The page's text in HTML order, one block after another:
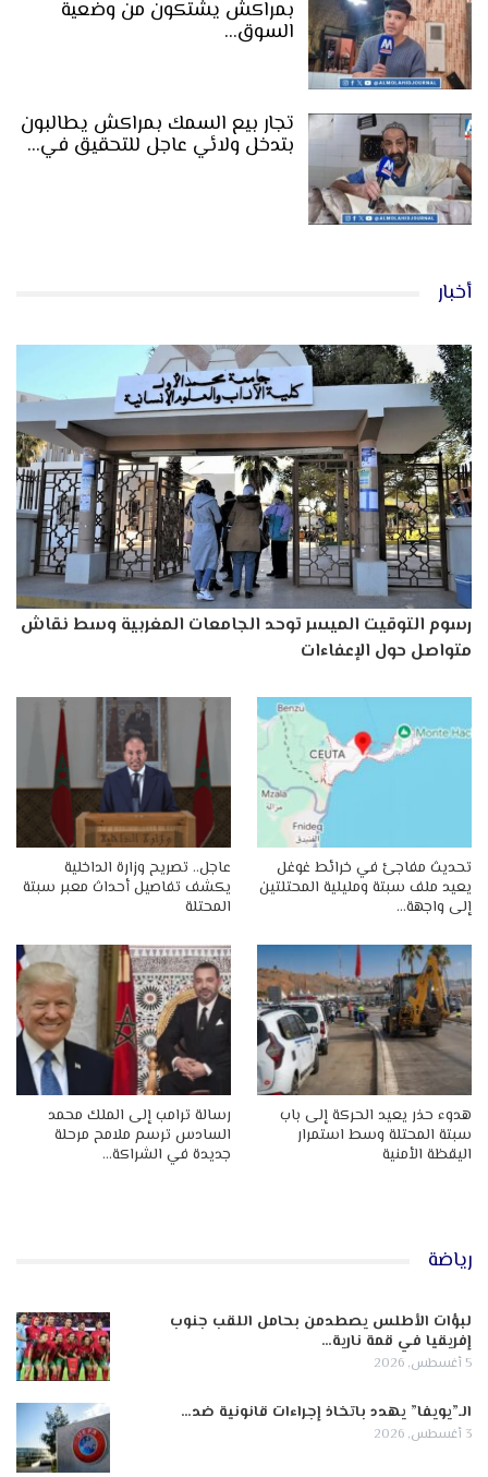
بمراكش يشتكون من وضعية
السوق…
تجار بيع السمك بمراكش يطالبون
بتدخل ولائي عاجل للتحقيق في…
أخبار
رسوم التوقيت الميسر توحد الجامعات المغربية وسط نقاش
متواصل حول الإعفاءات
تحديث مفاجئ في خرائط غوغل
يعيد ملف سبتة ومليلية المحتلتين
إلى واجهة…
عاجل.. تصريح وزارة الداخلية
يكشف تفاصيل أحداث معبر سبتة
المحتلة
هدوء حذر يعيد الحركة إلى باب
سبتة المحتلة وسط استمرار
اليقظة الأمنية
رسالة ترامب إلى الملك محمد
السادس ترسم ملامح مرحلة
جديدة في الشراكة…
رياضة
لبؤات الأطلس يصطدمن بحامل اللقب جنوب
إفريقيا في قمة نارية…
5 أغسطس, 2026
الـ”يويفا” يهدد باتخاذ إجراءات قانونية ضد…
3 أغسطس, 2026